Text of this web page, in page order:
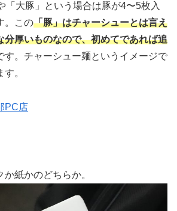
「大豚」という場合は豚が4〜5枚入
。この「豚」はチャーシューとは言え
分厚いものなので、初めてであれば追
す。チャーシュー麺というイメージで
。
PC店
紙かのどちらか。